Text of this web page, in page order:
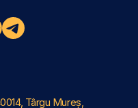
Târgu Mureș,